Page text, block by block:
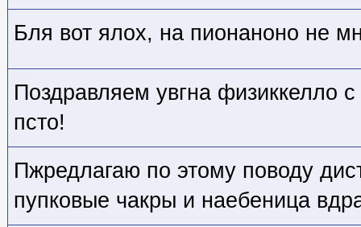
Бля вот ялох, на пионаноно не
Поздравляем увгна физиккелло
псто!
Пжредлагаю по этому поводу
пупковые чакры и наебеница